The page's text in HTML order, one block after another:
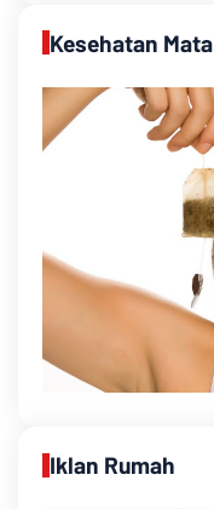
Kesehatan Mata
Iklan Rumah